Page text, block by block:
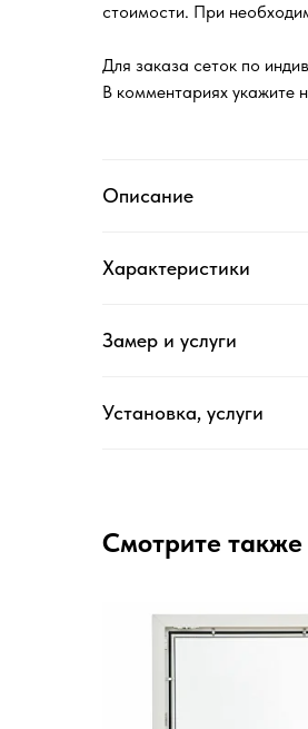
стоимости. При
Для заказа сеток по
В комментариях укажите
Описание
Характеристики
Замер и услуги
Установка, услуги
Смотрите также